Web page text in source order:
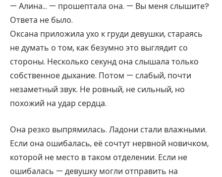
— Алина… — прошептала она. — Вы меня слышите?
Ответа не было.
Оксана приложила ухо к груди девушки, стараясь
не думать о том, как безумно это выглядит со
стороны. Несколько секунд она слышала только
собственное дыхание. Потом — слабый, почти
незаметный звук. Не ровный, не сильный, но
похожий на удар сердца.
Она резко выпрямилась. Ладони стали влажными.
Если она ошибалась, её сочтут нервной новичком,
которой не место в таком отделении. Если не
ошибалась — девушку могли отправить на